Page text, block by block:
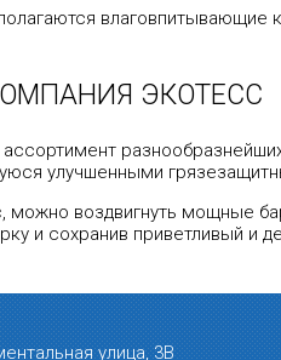
влаговпитывающие
ЭКОТЕСС
улучшенными
можно воздвигнуть мощные
и сохранив приветливый и
улица, 3В